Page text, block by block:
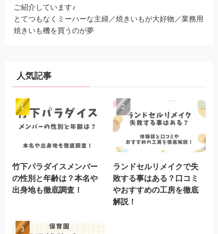
ご紹介しています♪
とてつもなくミーハーな主婦／焼きいもが大好物／業務用
焼きいも機を買うのが夢
人気記事
竹下パラダイスメンバー
の性別と年齢は？本名や
出身地も徹底調査！
ランドセルリメイクで失
敗する事はある？口コミ
やおすすめの工房を徹底
解説！